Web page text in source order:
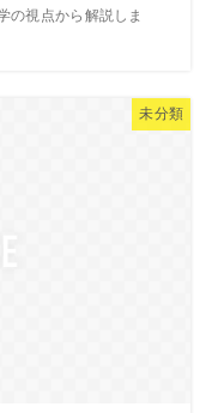
の視点から解説しま
未分類